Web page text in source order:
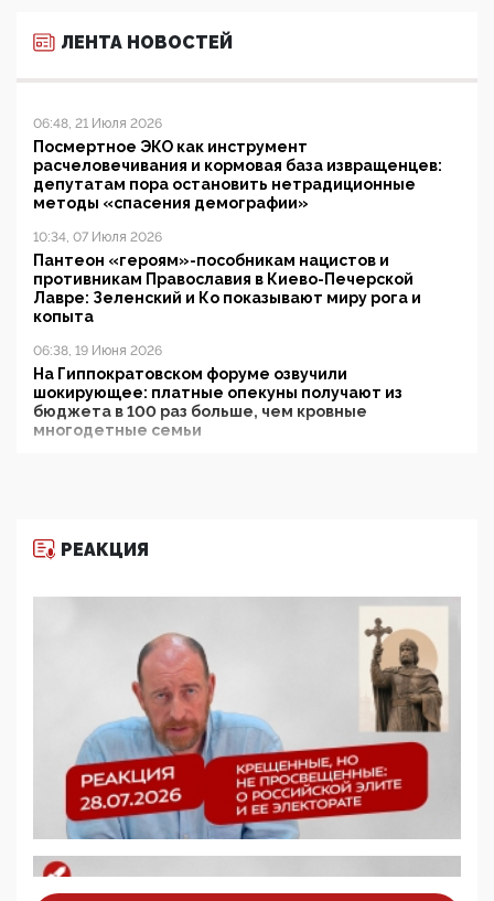
ЛЕНТА НОВОСТЕЙ
06:48, 21 Июля 2026
Посмертное ЭКО как инструмент
расчеловечивания и кормовая база извращенцев:
депутатам пора остановить нетрадиционные
методы «спасения демографии»
10:34, 07 Июля 2026
Пантеон «героям»-пособникам нацистов и
противникам Православия в Киево-Печерской
Лавре: Зеленский и Ко показывают миру рога и
копыта
06:38, 19 Июня 2026
На Гиппократовском форуме озвучили
шокирующее: платные опекуны получают из
бюджета в 100 раз больше, чем кровные
многодетные семьи
11:53, 09 Июня 2026
деятельность ИИТО ЮНЕСКО в России, но
цифроглобалисты продолжают определять
повестку в образовании
09:43, 01 Июня 2026
5G за счет здоровья граждан: Минцифры намерено
отобрать у регионов и муниципалитетов право
защищать жилые дома и социальные объекты от
05:58, 26 Мая 2026
Роскомнадзор освободили от борца с
деструктивным и опасным контентом
07:39, 25 Мая 2026
РЕАКЦИЯ